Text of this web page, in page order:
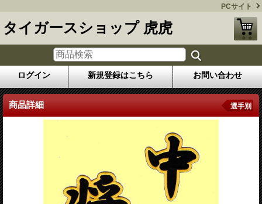
PCサイト
タイガースショップ 虎虎
ログイン 新規登録はこちら お問い合わせ
商品詳細 選手別